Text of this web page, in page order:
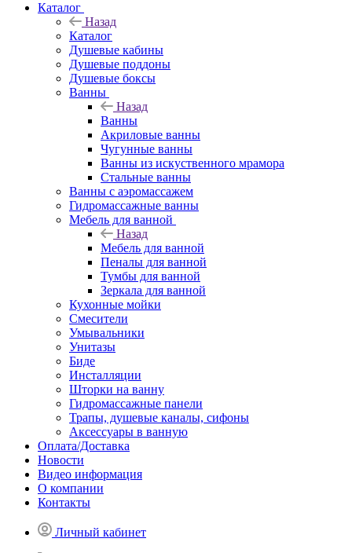
Каталог
Назад
Каталог
Душевые кабины
Душевые поддоны
Душевые боксы
Ванны
Назад
Ванны
Акриловые ванны
Чугунные ванны
Ванны из искуственного мрамора
Стальные ванны
Ванны с аэромассажем
Гидромассажные ванны
Мебель для ванной
Назад
Мебель для ванной
Пеналы для ванной
Тумбы для ванной
Зеркала для ванной
Кухонные мойки
Смесители
Умывальники
Унитазы
Биде
Инсталляции
Шторки на ванну
Гидромассажные панели
Трапы, душевые каналы, сифоны
Аксессуары в ванную
Оплата/Доставка
Новости
Видео информация
О компании
Контакты
Личный кабинет